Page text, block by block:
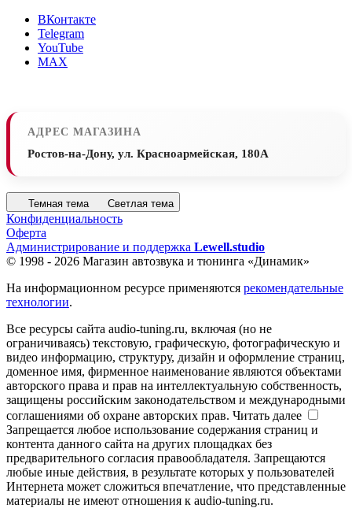
ВКонтакте
Telegram
YouTube
MAX
АДРЕС МАГАЗИНА
Ростов-на-Дону, ул. Красноармейская, 180А
Темная тема Светлая тема
Конфиденциальность
Оферта
Администрирование и поддержка Lewell.studio
© 1998 - 2026 Магазин автозвука и тюнинга «Динамик»
На информационном ресурсе применяются рекомендательные
технологии.
Все ресурсы сайта audio-tuning.ru, включая (но не
ограничиваясь) текстовую, графическую, фотографическую и
видео информацию, структуру, дизайн и оформление страниц,
доменное имя, фирменное наименование являются объектами
авторского права и прав на интеллектуальную собственность,
защищены российским законодательством и международными
соглашениями об охране авторских прав. Читать далее
Запрещается любое использование содержания страниц и
контента данного сайта на других площадках без
предварительного согласия правообладателя. Запрещаются
любые иные действия, в результате которых у пользователей
Интернета может сложиться впечатление, что представленные
материалы не имеют отношения к audio-tuning.ru.